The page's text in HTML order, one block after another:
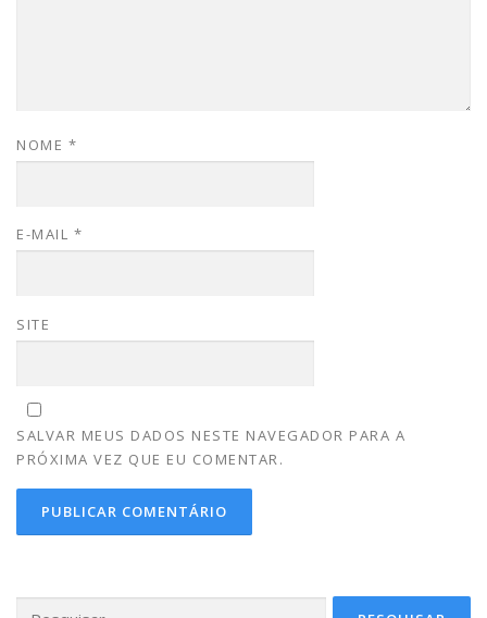
NOME *
E-MAIL *
SITE
SALVAR MEUS DADOS NESTE NAVEGADOR PARA A
PRÓXIMA VEZ QUE EU COMENTAR.